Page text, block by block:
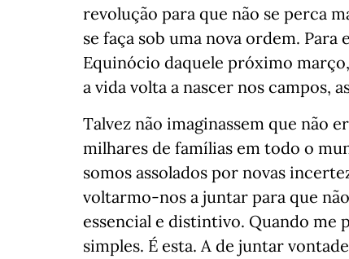
revolução para que não se perca
se faça sob uma nova ordem.
Equinócio daquele próximo
a vida volta a nascer nos campos,
Talvez não imaginassem que não
milhares de famílias em todo o
somos assolados por novas
voltarmo-nos a juntar para que
essencial e distintivo. Quando me
simples. É esta. A de juntar